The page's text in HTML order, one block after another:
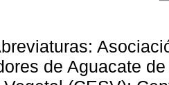
de Aguacate